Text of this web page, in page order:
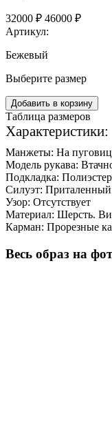
32000 ₽ 46000 ₽
Артикул:
Бежевый
Выберите размер
Добавить в корзину
Таблица размеров
Характеристики:
Манжеты: На
Модель рукава:
Подкладка:
Силуэт: Приталенный
Узор: Отсутствует
Материал: Шерсть.
Карман: Прорезные
Весь образ на